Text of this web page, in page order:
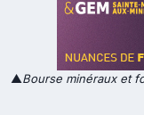
▲Bourse minéraux et